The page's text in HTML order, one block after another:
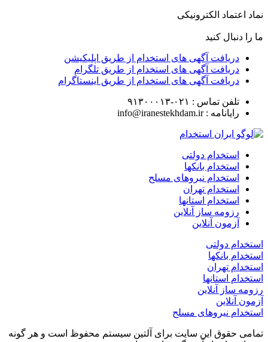
نماد اعتماد الکترونیکی
ما را دنبال کنید
دریافت آگهی های استخدام از طریق اپلیکیشن
دریافت آگهی های استخدام از طریق تلگرام
دریافت آگهی های استخدام از طریق اینستاگرام
تلفن تماس : ۰۲۱-۹۱۳۰۰۰۱۳
رایانامه :info@iranestekhdam.ir
استخدام دولتی
استخدام بانکها
استخدام نیروهای مسلح
استخدام تهران
استخدام استانها
رزومه ساز آنلاین
آزمون آنلاین
استخدام دولتی
استخدام بانکها
استخدام تهران
استخدام استانها
رزومه ساز آنلاین
آزمون آنلاین
استخدام نیروهای مسلح
تمامی حقوق این سایت برای آلتین سیستم محفوظ است و هر گونه